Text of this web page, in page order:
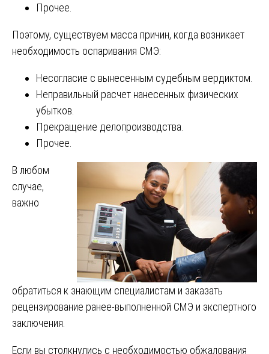
Прочее.
Поэтому, существуем масса причин, когда возникает
необходимость оспаривания СМЭ:
Несогласие с вынесенным судебным вердиктом.
Неправильный расчет нанесенных физических
убытков.
Прекращение делопроизводства.
Прочее.
В любом
случае,
важно
обратиться к знающим специалистам и заказать
рецензирование ранее-выполненной СМЭ и экспертного
заключения.
Если вы столкнулись с необходимостью обжалования